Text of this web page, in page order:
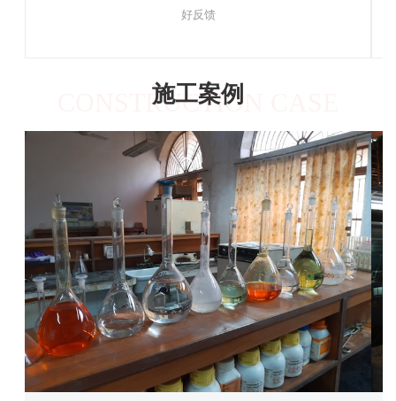
好反馈
施工案例
CONSTRUCTION CASE